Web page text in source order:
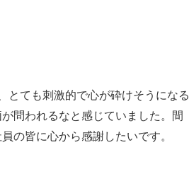
とても刺激的で心が砕けそうになる
問われるなと感じていました。間
の皆に心から感謝したいです。